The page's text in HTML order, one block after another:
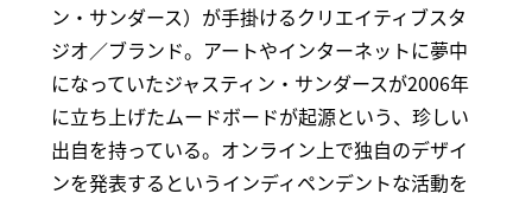
ン・サンダース）が手掛けるクリエイティブスタ
ジオ／ブランド。アートやインターネットに夢中
になっていたジャスティン・サンダースが2006年
に立ち上げたムードボードが起源という、珍しい
出自を持っている。オンライン上で独自のデザイ
ンを発表するというインディペンデントな活動を